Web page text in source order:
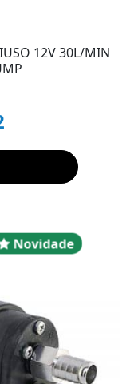
12V 30L/MIN
Novidade